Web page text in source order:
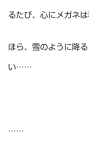
るたび、心にメガネ
ほら、雪のように降
い……
……